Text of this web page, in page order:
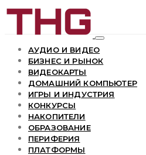
АУДИО И ВИДЕО
БИЗНЕС И РЫНОК
ВИДЕОКАРТЫ
ДОМАШНИЙ КОМПЬЮТЕР
ИГРЫ И ИНДУСТРИЯ
КОНКУРСЫ
НАКОПИТЕЛИ
ОБРАЗОВАНИЕ
ПЕРИФЕРИЯ
ПЛАТФОРМЫ